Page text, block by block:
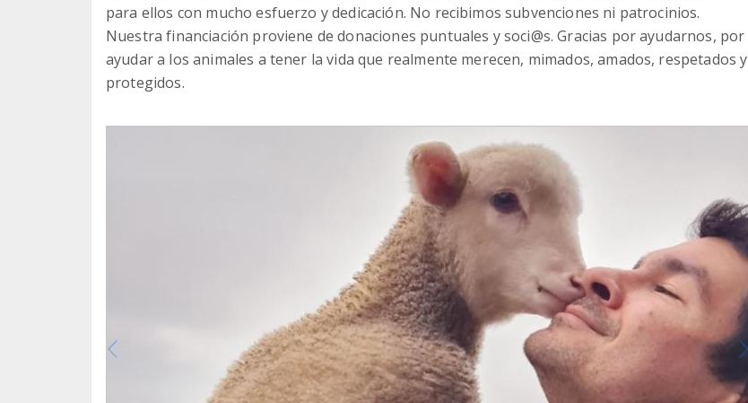
para ellos con mucho esfuerzo y dedicación. No recibimos subvenciones ni patrocinios.
Nuestra financiación proviene de donaciones puntuales y soci@s. Gracias por ayudarnos, por
ayudar a los animales a tener la vida que realmente merecen, mimados, amados, respetados y
protegidos.